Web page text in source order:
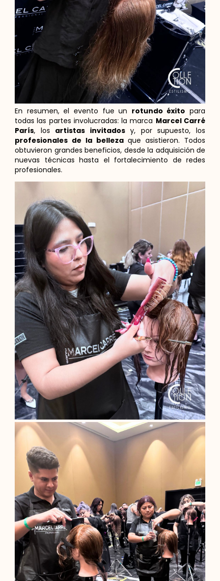
En resumen, el evento fue un rotundo éxito para
todas las partes involucradas: la marca Marcel Carré
París, los artistas invitadosy, por supuesto, los
profesionales de la bellezaque asistieron. Todos
obtuvieron grandes beneficios, desde la adquisición de
nuevas técnicas hasta el fortalecimiento de redes
profesionales.